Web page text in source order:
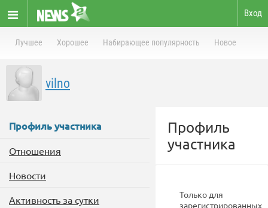
Вход
Лучшее Хорошее Набирающее популярность Новое
vilno
Профиль участника
Отношения
Новости
Активность за сутки
Профиль
участника
Только для
зарегистрированных